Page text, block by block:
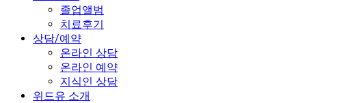
졸업앨범
치료후기
상담/예약
온라인 상담
온라인 예약
지식인 상담
위드유 소개